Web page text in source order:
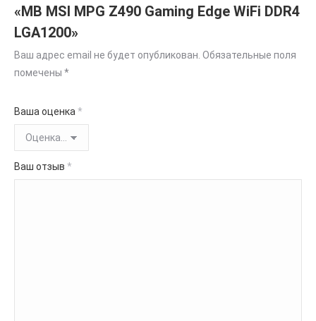
«MB MSI MPG Z490 Gaming Edge WiFi DDR4
LGA1200»
Ваш адрес email не будет опубликован. Обязательные поля
помечены *
Ваша оценка*
Ваш отзыв *